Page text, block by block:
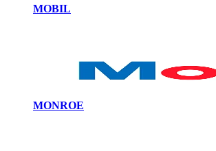
MOBIL
MONROE